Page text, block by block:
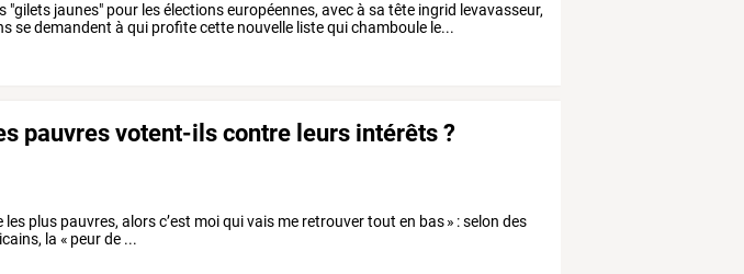
"gilets jaunes" pour les élections européennes, avec à sa tête ingrid levavasseur,
se demandent à qui profite cette nouvelle liste qui chamboule le...
pauvres votent-ils contre leurs intérêts ?
les plus pauvres, alors c’est moi qui vais me retrouver tout en bas » : selon des
la « peur de ...